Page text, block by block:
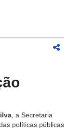
, a Secretaria
políticas públicas